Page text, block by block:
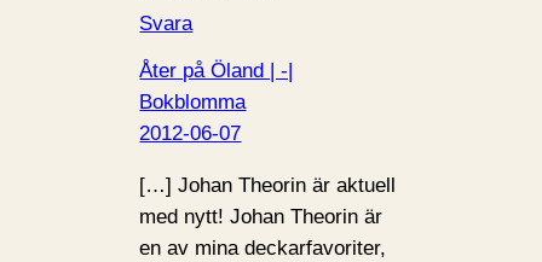
Svara
Åter på Öland | -|
Bokblomma
2012-06-07
[…] Johan Theorin är aktuell
med nytt! Johan Theorin är
en av mina deckarfavoriter,